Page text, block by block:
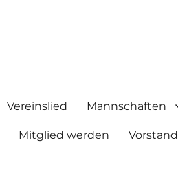
Vereinslied Mannschaften
Mitglied werden Vorstand